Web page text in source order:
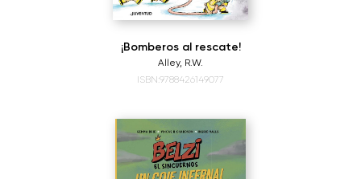
¡Bomberos al rescate!
Alley, R.W.
ISBN:9788426149077